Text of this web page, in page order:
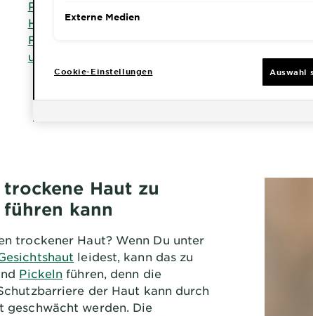
Pflegeroutine für hydratisierte Haut und einen
Hausmittel gegen trockene Haut und Pickel
Fazit: Pickeln und trockener Haut mit der
und vorbeugen
Haut zu
führen kann
trockener Haut? Wenn Du unter
leidest, kann das zu
Pickeln führen, denn die
der Haut kann durch
geschwächt werden. Die
Externe Medien
Cookie-Einstellungen Auswahl